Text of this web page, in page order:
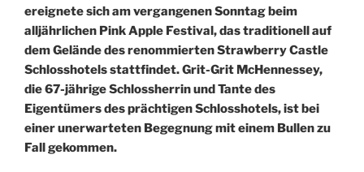
ereignete sich am vergangenen Sonntag beim
alljährlichen Pink Apple Festival, das traditionell auf
dem Gelände des renommierten Strawberry Castle
Schlosshotels stattfindet. Grit-Grit McHennessey,
die 67-jährige Schlossherrin und Tante des
Eigentümers des prächtigen Schlosshotels, ist bei
einer unerwarteten Begegnung mit einem Bullen zu
Fall gekommen.